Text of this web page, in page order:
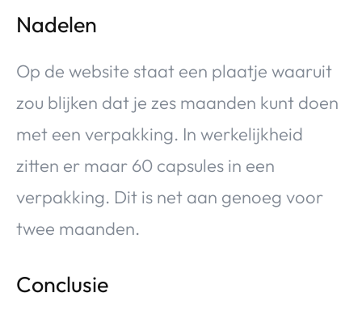
Nadelen
Op de website staat een plaatje waaruit
zou blijken dat je zes maanden kunt doen
met een verpakking. In werkelijkheid
zitten er maar 60 capsules in een
verpakking. Dit is net aan genoeg voor
twee maanden.
Conclusie